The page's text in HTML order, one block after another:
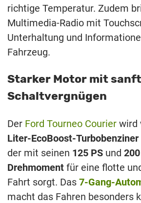
richtige Temperatur. Zudem
Multimedia-Radio mit
Unterhaltung und
Fahrzeug.
Starker Motor mit
Schaltvergnügen
Der Ford Tourneo Courier wird
Liter-EcoBoost-Turbobenziner
der mit seinen 125 PS und
Drehmoment für eine flotte
Fahrt sorgt. Das 7-Gang-
macht das Fahren besonders